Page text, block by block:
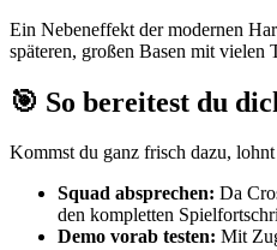
Ein Nebeneffekt der modernen
späteren, großen Basen mit vielen
🎯 So bereitest du
Kommst du ganz frisch dazu,
Squad absprechen: Da
den kompletten
Demo vorab testen: Mit